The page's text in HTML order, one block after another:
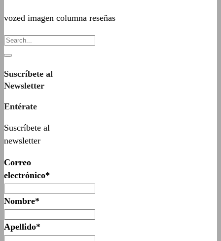
vozed imagen columna reseñas
Suscríbete al
Newsletter
Entérate
Suscríbete al
newsletter
Correo
electrónico*
Nombre*
Apellido*